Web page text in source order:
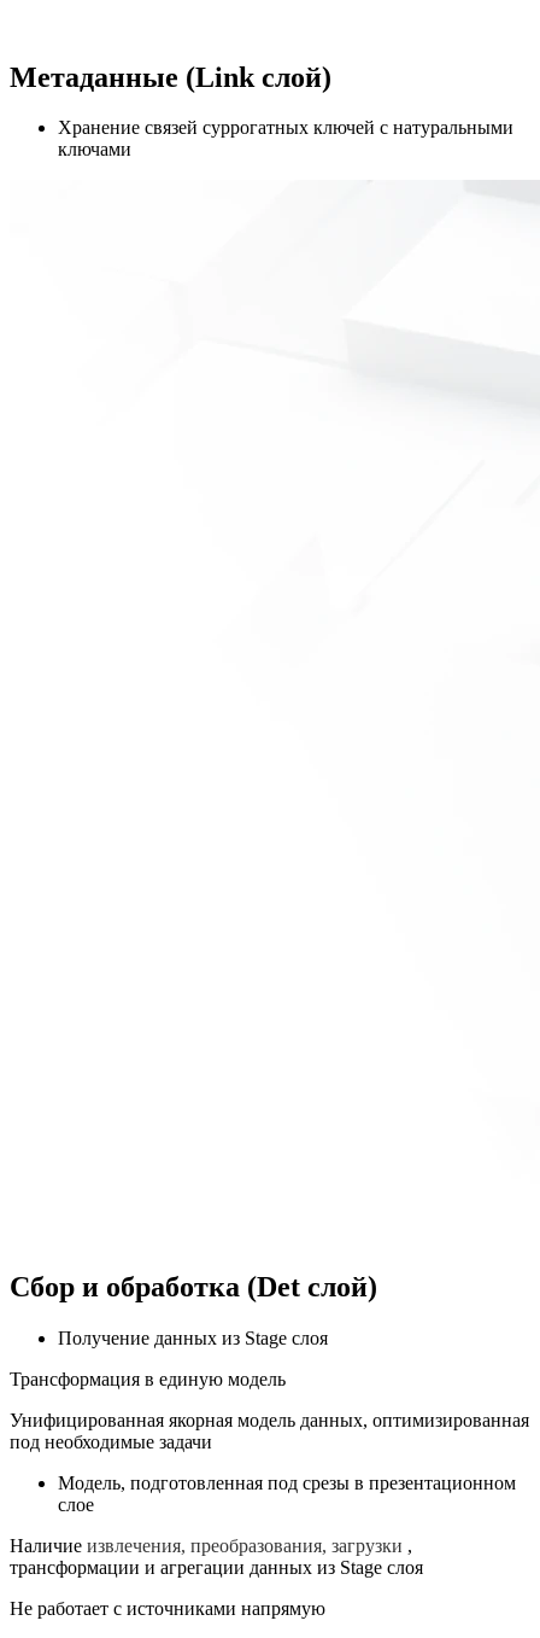
Метаданные (Link слой)
Хранение связей суррогатных ключей с натуральными
ключами
Сбор и обработка (Det слой)
Получение данных из Stage слоя
Трансформация в единую модель
Унифицированная якорная модель данных, оптимизированная
под необходимые задачи
Модель, подготовленная под срезы в презентационном
слое
Наличие извлечения, преобразования, загрузки ,
трансформации и агрегации данных из Stage слоя
Не работает с источниками напрямую